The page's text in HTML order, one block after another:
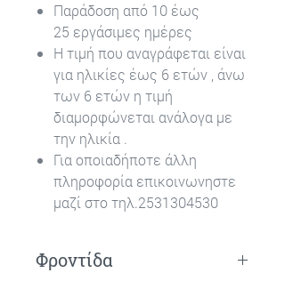
Παράδοση από 10 έως
25 εργάσιμες ημέρες
Η τιμή που αναγράφεται είναι
για ηλικίες έως 6 ετών , άνω
των 6 ετών η τιμή
διαμορφώνεται ανάλογα με
την ηλικία .
Για οποιαδήποτε άλλη
πληροφορία επικοινωνηστε
μαζί στο τηλ.2531304530
Φροντίδα